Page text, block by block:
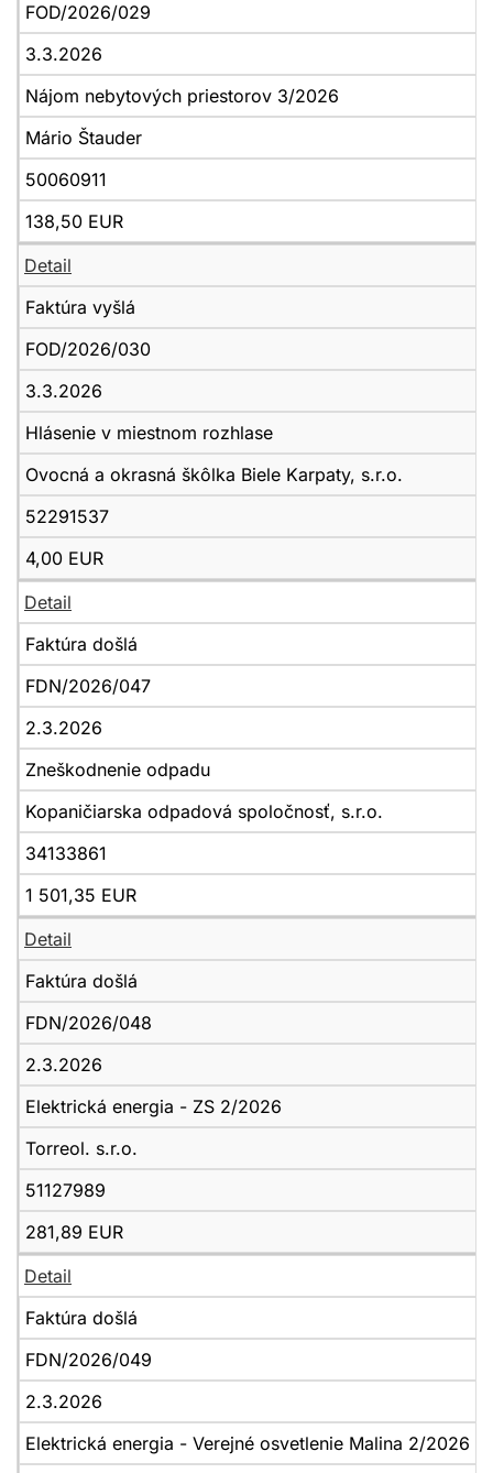
FOD/2026/029
3.3.2026
Nájom nebytových priestorov 3/2026
Mário Štauder
50060911
138,50 EUR
Detail
Faktúra vyšlá
FOD/2026/030
3.3.2026
Hlásenie v miestnom rozhlase
Ovocná a okrasná škôlka Biele Karpaty, s.r.o.
52291537
4,00 EUR
Detail
Faktúra došlá
FDN/2026/047
2.3.2026
Zneškodnenie odpadu
Kopaničiarska odpadová spoločnosť, s.r.o.
34133861
1 501,35 EUR
Detail
Faktúra došlá
FDN/2026/048
2.3.2026
Elektrická energia - ZS 2/2026
Torreol. s.r.o.
51127989
281,89 EUR
Detail
Faktúra došlá
FDN/2026/049
2.3.2026
Elektrická energia - Verejné osvetlenie Malina 2/2026